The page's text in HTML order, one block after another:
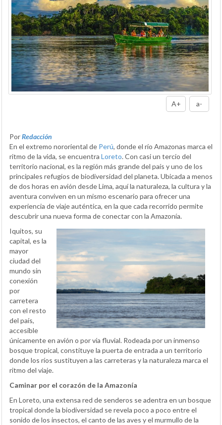
A+ a-
PorRedacción
En el extremo nororiental de Perú, donde el río Amazonas marca el
ritmo de la vida, se encuentra Loreto. Con casi un tercio del
territorio nacional, es la región más grande del país y uno de los
principales refugios de biodiversidad del planeta. Ubicada a menos
de dos horas en avión desde Lima, aquí la naturaleza, la cultura y la
aventura conviven en un mismo escenario para ofrecer una
experiencia de viaje auténtica, en la que cada recorrido permite
descubrir una nueva forma de conectar con la Amazonía.
Iquitos, su
capital, es la
mayor
ciudad del
mundo sin
conexión
por
carretera
con el resto
del país,
accesible
únicamente en avión o por vía fluvial. Rodeada por un inmenso
bosque tropical, constituye la puerta de entrada a un territorio
donde los ríos sustituyen a las carreteras y la naturaleza marca el
ritmo del viaje.
Caminar por el corazón de la Amazonía
En Loreto, una extensa red de senderos se adentra en un bosque
tropical donde la biodiversidad se revela poco a poco entre el
sonido de los insectos, el canto de las aves y el murmullo de la